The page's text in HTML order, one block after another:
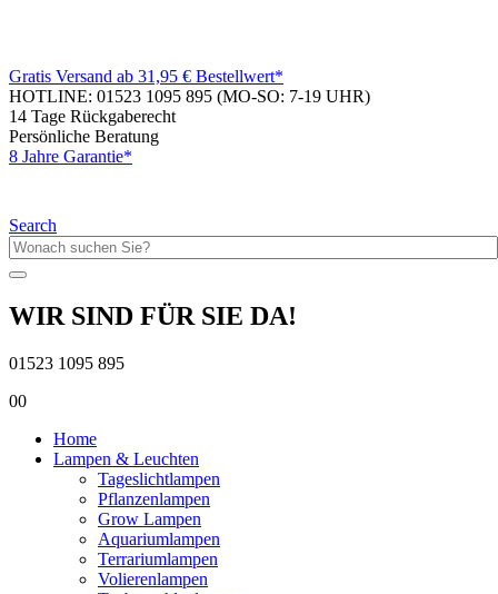
Gratis Versand ab 31,95 € Bestellwert*
HOTLINE: 01523 1095 895 (MO-SO: 7-19 UHR)
14 Tage Rückgaberecht
Persönliche Beratung
8 Jahre Garantie*
Search
WIR SIND FÜR SIE DA!
01523 1095 895
00
Home
Lampen & Leuchten
Tageslichtlampen
Pflanzenlampen
Grow Lampen
Aquariumlampen
Terrariumlampen
Volierenlampen